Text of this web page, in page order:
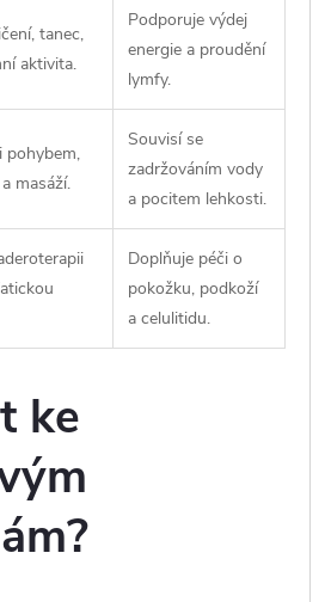
tanec,
aktivita.
Podporuje výdej
energie a proudění
lymfy.
pohybem,
masáží.
Souvisí se
zadržováním vody
a pocitem lehkosti.
Doplňuje péči o
pokožku, podkoží
a celulitidu.
ke